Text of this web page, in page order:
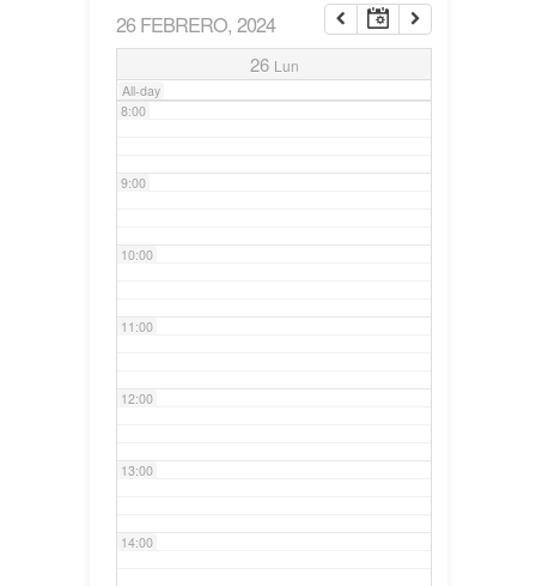
26 FEBRERO, 2024
26 Lun
All-day
7:00
8:00
9:00
10:00
11:00
12:00
13:00
14:00